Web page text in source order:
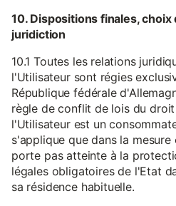
10. Dispositions finales, choix
juridiction
10.1 Toutes les relations
l'Utilisateur sont régies
République fédérale
règle de conflit de lois du
l'Utilisateur est un
s'applique que dans la
porte pas atteinte à la
légales obligatoires de l'Etat
sa résidence habituelle.